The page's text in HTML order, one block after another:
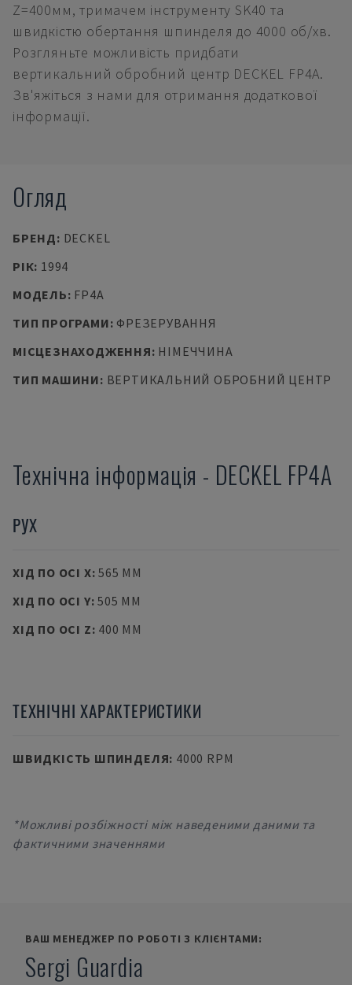
Z=400мм, тримачем інструменту SK40 та
швидкістю обертання шпинделя до 4000 об/хв.
Розгляньте можливість придбати
вертикальний обробний центр DECKEL FP4A.
Зв'яжіться з нами для отримання додаткової
інформації.
Огляд
БРЕНД: DECKEL
РІК: 1994
МОДЕЛЬ: FP4A
ТИП ПРОГРАМИ: ФРЕЗЕРУВАННЯ
МІСЦЕЗНАХОДЖЕННЯ: НІМЕЧЧИНА
ТИП МАШИНИ: ВЕРТИКАЛЬНИЙ ОБРОБНИЙ ЦЕНТР
Технічна інформація - DECKEL FP4A
РУХ
ХІД ПО ОСІ X:565 MM
ХІД ПО ОСІ Y:505 MM
ХІД ПО ОСІ Z: 400 MM
ТЕХНІЧНІ ХАРАКТЕРИСТИКИ
ШВИДКІСТЬ ШПИНДЕЛЯ: 4000 RPM
*Можливі розбіжності між наведеними даними та
фактичними значеннями
ВАШ МЕНЕДЖЕР ПО РОБОТІ З КЛІЄНТАМИ:
Sergi Guardia